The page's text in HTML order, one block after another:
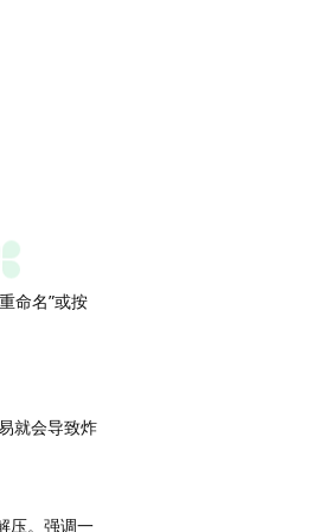
命名”或按
就会导致炸
压。强调一